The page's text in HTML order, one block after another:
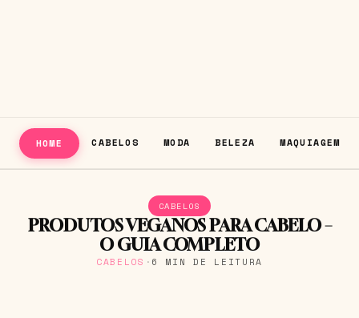
HOME CABELOS MODA BELEZA MAQUIAGEM
CABELOS
PRODUTOS VEGANOS PARA CABELO –
O GUIA COMPLETO
CABELOS · 6 MIN DE LEITURA